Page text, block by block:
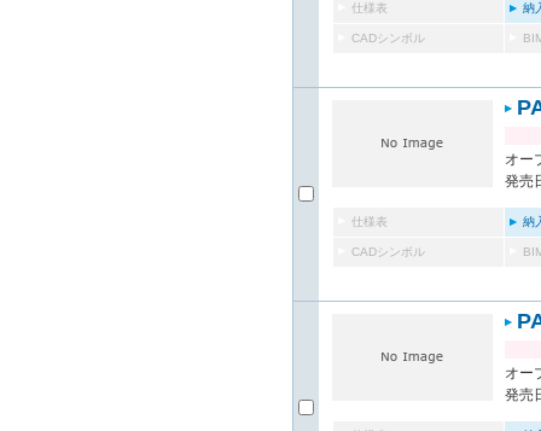
仕様表 納
CADシンボル
オー
発売
仕様表 納
CADシンボル
オー
発売